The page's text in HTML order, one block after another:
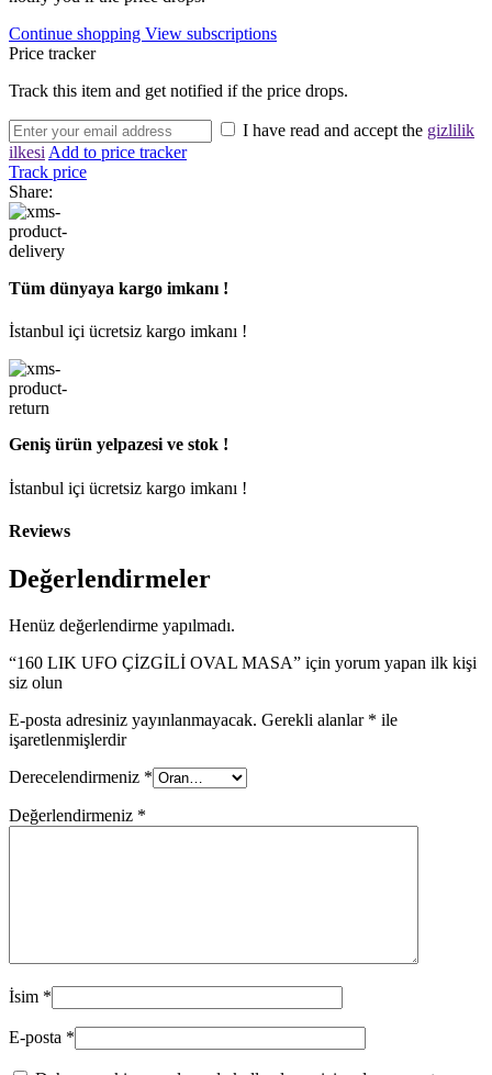
Continue shopping View subscriptions
Price tracker
Track this item and get notified if the price drops.
I have read and accept the gizlilik
ilkesiAdd to price tracker
Track price
Share:
Tüm dünyaya kargo imkanı !
İstanbul içi ücretsiz kargo imkanı !
Geniş ürün yelpazesi ve stok !
İstanbul içi ücretsiz kargo imkanı !
Reviews
Değerlendirmeler
Henüz değerlendirme yapılmadı.
“160 LIK UFO ÇİZGİLİ OVAL MASA” için yorum yapan ilk kişi
siz olun
E-posta adresiniz yayınlanmayacak. Gerekli alanlar * ile
işaretlenmişlerdir
Derecelendirmeniz *
Değerlendirmeniz *
İsim *
E-posta *